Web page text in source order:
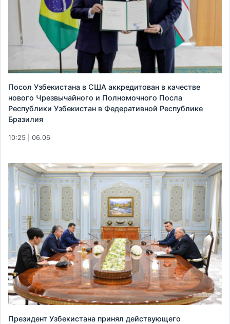
Посол Узбекистана в США аккредитован в качестве
нового Чрезвычайного и Полномочного Посла
Республики Узбекистан в Федеративной Республике
Бразилия
10:25 | 06.06
Президент Узбекистана принял действующего